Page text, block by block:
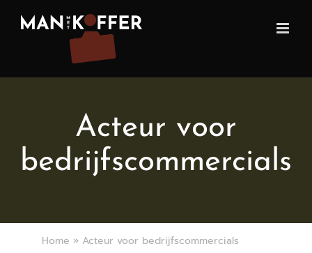
naar
Acteur voor
bedrijfscommercials
Home » Acteur voor bedrijfscommercials